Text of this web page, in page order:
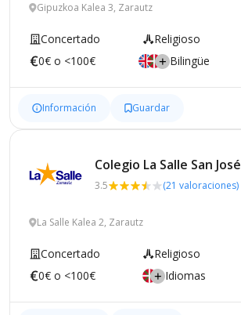
Gipuzkoa Kalea 3, Zarautz
Concertado Religioso
0€ o <100€
Bilingüe
Información Guardar
Colegio La Salle San José
3.5 (21 valoraciones)
La Salle Kalea 2, Zarautz
Concertado Religioso
0€ o <100€
Idiomas